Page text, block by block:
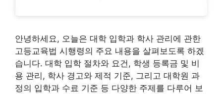
안녕하세요, 오늘은 대학 입학과 학사 관리에 관한
고등교육법 시행령의 주요 내용을 살펴보도록 하겠
습니다. 대학 입학 절차와 요건, 학생 등록금 및 비
용 관리, 학사 경고와 제적 기준, 그리고 대학원 과
정의 입학과 수료 기준 등 다양한 주제를 다루어 보